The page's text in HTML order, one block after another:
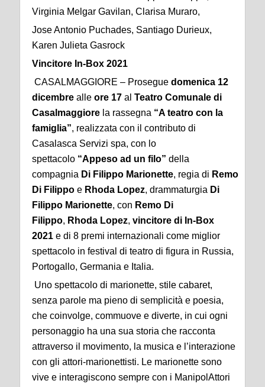
Virginia Melgar Gavilan, Clarisa Muraro,
Jose Antonio Puchades, Santiago Durieux,
Karen Julieta Gasrock
Vincitore In-Box 2021
CASALMAGGIORE – Prosegue domenica 12
dicembre alle ore 17 al Teatro Comunale di
Casalmaggiore la rassegna “A teatro con la
famiglia”, realizzata con il contributo di
Casalasca Servizi spa, con lo
spettacolo “Appeso ad un filo” della
compagnia Di Filippo Marionette, regia di Remo
Di Filippo e Rhoda Lopez, drammaturgia Di
Filippo Marionette, con Remo Di
Filippo, Rhoda Lopez, vincitore di In-Box
2021 e di 8 premi interna­zionali come miglior
spettacolo in festival di teatro di figura in Russia,
Portogallo, Germania e Italia.
Uno spettacolo di marionette, stile cabaret,
senza parole ma pieno di semplicità e poesia,
che coinvolge, commuove e diverte, in cui ogni
personaggio ha una sua storia che racconta
attraverso il movimento, la musica e l’interazione
con gli attori-marionettisti. Le marionette sono
vive e interagiscono sempre con i ManipolAttori